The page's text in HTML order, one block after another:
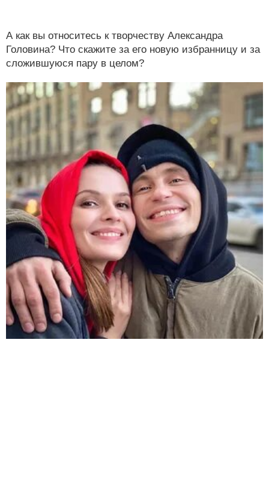
А как вы относитесь к творчеству Александра
Головина? Что скажите за его новую избранницу и за
сложившуюся пару в целом?